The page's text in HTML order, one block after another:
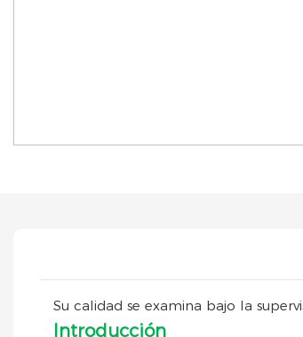
Su calidad se examina bajo la
Introducción